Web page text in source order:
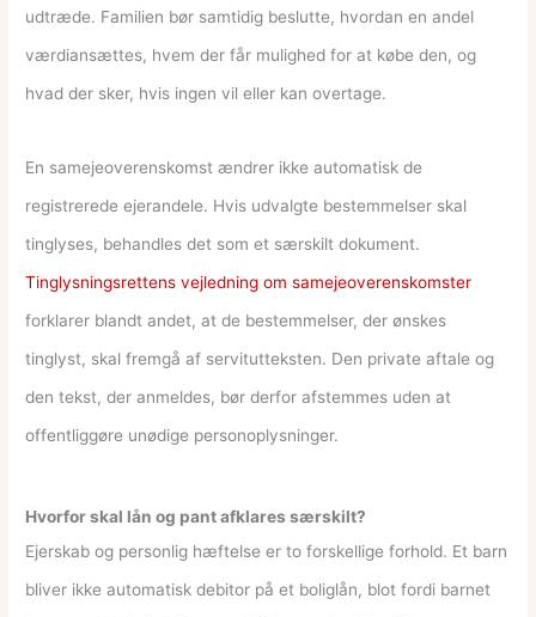
udtræde. Familien bør samtidig beslutte, hvordan en andel
værdiansættes, hvem der får mulighed for at købe den, og
hvad der sker, hvis ingen vil eller kan overtage.
En samejeoverenskomst ændrer ikke automatisk de
registrerede ejerandele. Hvis udvalgte bestemmelser skal
tinglyses, behandles det som et særskilt dokument.
Tinglysningsrettens vejledning om samejeoverenskomster
forklarer blandt andet, at de bestemmelser, der ønskes
tinglyst, skal fremgå af servitutteksten. Den private aftale og
den tekst, der anmeldes, bør derfor afstemmes uden at
offentliggøre unødige personoplysninger.
Hvorfor skal lån og pant afklares særskilt?
Ejerskab og personlig hæftelse er to forskellige forhold. Et barn
bliver ikke automatisk debitor på et boliglån, blot fordi barnet